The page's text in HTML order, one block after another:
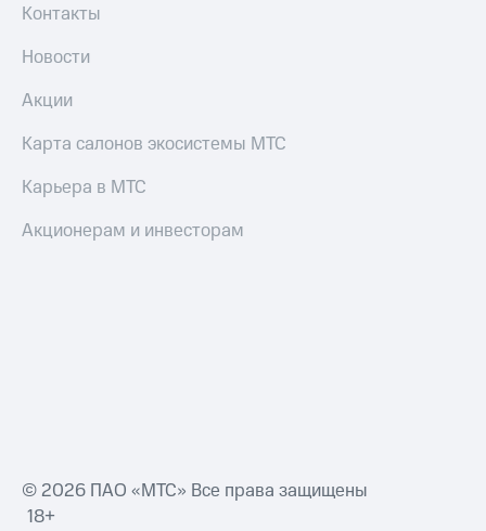
Контакты
Новости
Акции
Карта салонов экосистемы МТС
Карьера в МТС
Акционерам и инвесторам
© 2026 ПАО «МТС» Все права защищены
18+